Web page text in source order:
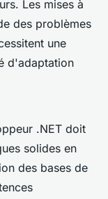
Les mises à
des problèmes
une
d'adaptation
.NET doit
solides en
des bases de